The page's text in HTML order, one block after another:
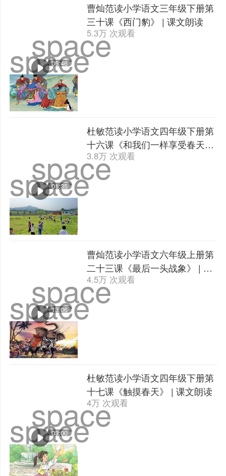
space
space
05:46
曹灿范读小学语文三年级下册第
三十课《西门豹》 | 课文朗读
5.3万 次观看
space
space
01:35
杜敏范读小学语文四年级下册第
十六课《和我们一样享受春天》
| 课文朗读
3.8万 次观看
space
space
13:06
曹灿范读小学语文六年级上册第
二十三课《最后一头战象》 | 课
文朗读
4.5万 次观看
space
space
03:00
杜敏范读小学语文四年级下册第
十七课《触摸春天》 | 课文朗读
4万 次观看